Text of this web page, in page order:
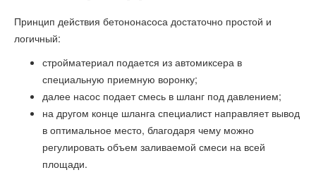
Принцип действия бетононасоса достаточно простой и
логичный:
стройматериал подается из автомиксера в
специальную приемную воронку;
далее насос подает смесь в шланг под давлением;
на другом конце шланга специалист направляет вывод
в оптимальное место, благодаря чему можно
регулировать объем заливаемой смеси на всей
площади.